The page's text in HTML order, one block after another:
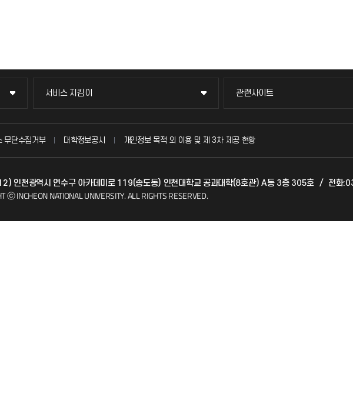
서비스 지킴이
서비스 지킴이
묻고 답하기
자주 묻는 질문(FAQ)
관련사이트
관련사이트
국방헬프콜
산학협력단
무단수집거부 대학정보공시 개인정보 목적 외 이용 및 제 3차 제공 현황
인천광역시 연수구 아카데미로 119(송도동) 인천대학교 공과대학(8호관) A동 3층 305호 / 전화
ⓒ INCHEON NATIONAL UNIVERSITY.ALL RIGHTS RESERVED.